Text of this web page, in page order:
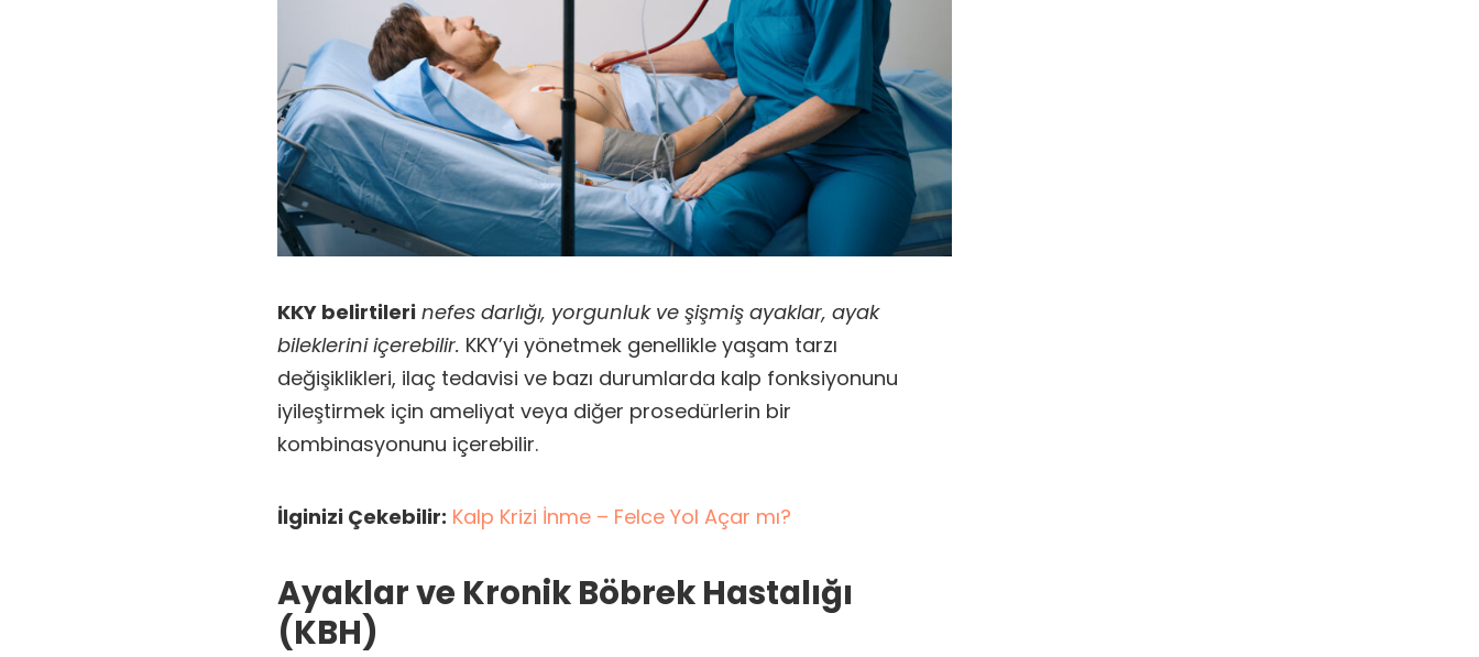
KKY belirtileri nefes darlığı, yorgunluk ve şişmiş ayaklar, ayak
bileklerini içerebilir. KKY’yi yönetmek genellikle yaşam tarzı
değişiklikleri, ilaç tedavisi ve bazı durumlarda kalp fonksiyonunu
iyileştirmek için ameliyat veya diğer prosedürlerin bir
kombinasyonunu içerebilir.
İlginizi Çekebilir: Kalp Krizi İnme – Felce Yol Açar mı?
Ayaklar ve Kronik Böbrek Hastalığı
(KBH)